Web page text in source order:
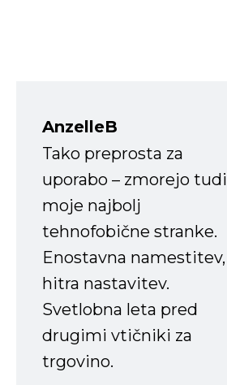
AnzelleB
Tako preprosta za
uporabo – zmorejo tudi
moje najbolj
tehnofobične stranke.
Enostavna namestitev,
hitra nastavitev.
Svetlobna leta pred
drugimi vtičniki za
trgovino.